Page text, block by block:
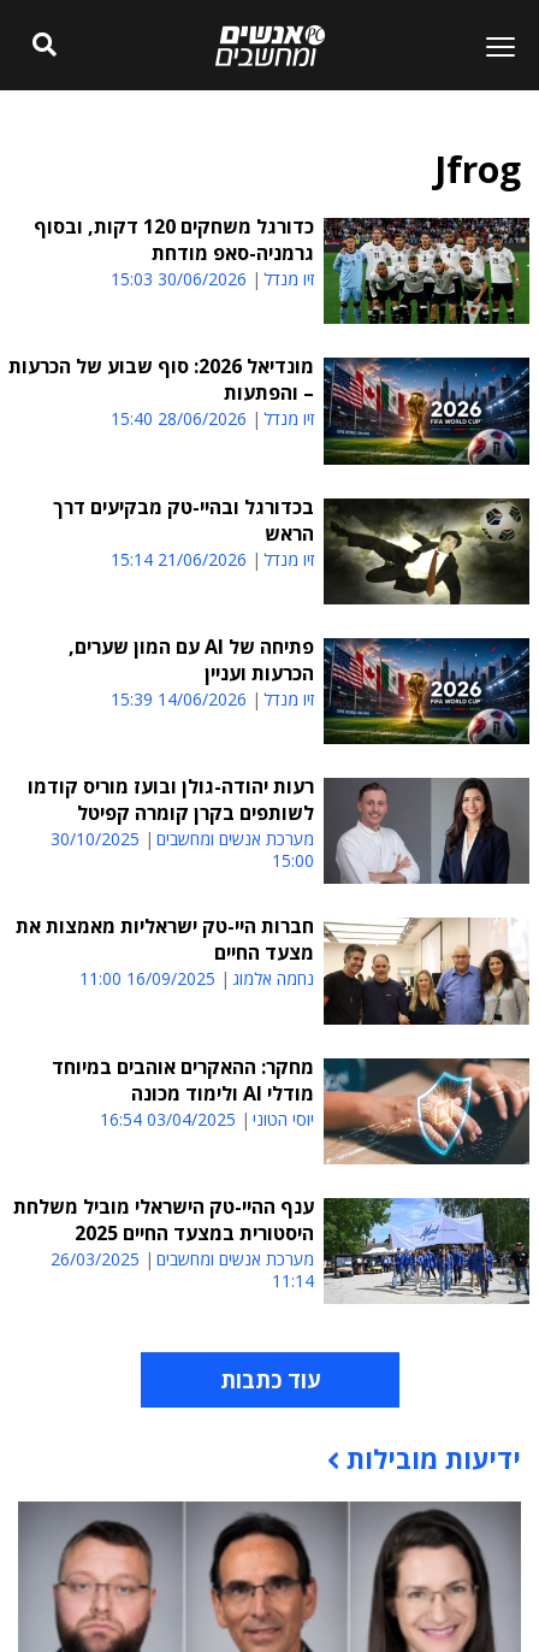
Jfrog
כדורגל משחקים 120 דקות, ובסוף
גרמניה-סאפ מודחת
זיו מנדל 30/06/2026 15:03
מונדיאל 2026: סוף שבוע של הכרעות
– והפתעות
זיו מנדל 28/06/2026 15:40
בכדורגל ובהיי-טק מבקיעים דרך
הראש
זיו מנדל 21/06/2026 15:14
פתיחה של AI עם המון שערים,
הכרעות ועניין
זיו מנדל 14/06/2026 15:39
רעות יהודה-גולן ובועז מוריס קודמו
לשותפים בקרן קומרה קפיטל
מערכת אנשים ומחשבים
30/10/2025
15:00
חברות היי-טק ישראליות מאמצות את
מצעד החיים
נחמה אלמוג 16/09/2025 11:00
מחקר: ההאקרים אוהבים במיוחד
מודלי AI ולימוד מכונה
יוסי הטוני 03/04/2025 16:54
ענף ההיי-טק הישראלי מוביל משלחת
היסטורית במצעד החיים 2025
מערכת אנשים ומחשבים
26/03/2025
11:14
עוד כתבות
תוכן פרסומי
ידיעות מובילות